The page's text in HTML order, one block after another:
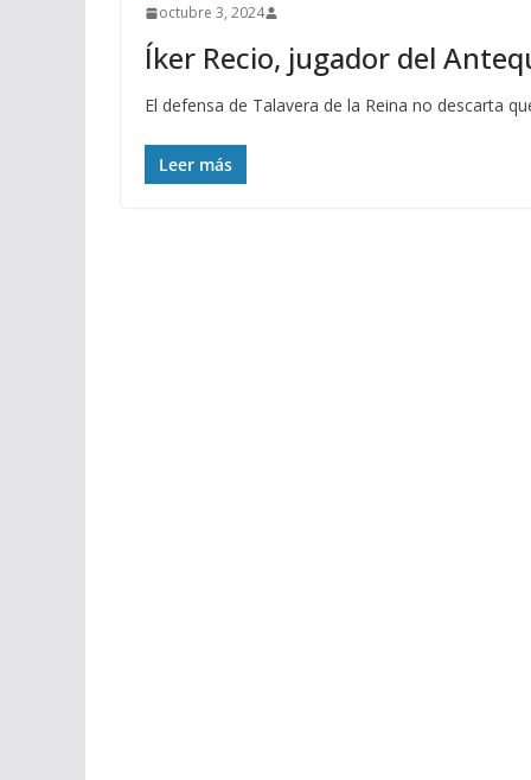
octubre 3, 2024
Íker Recio, jugador del
El defensa de Talavera de la Reina no descarta
Leer más